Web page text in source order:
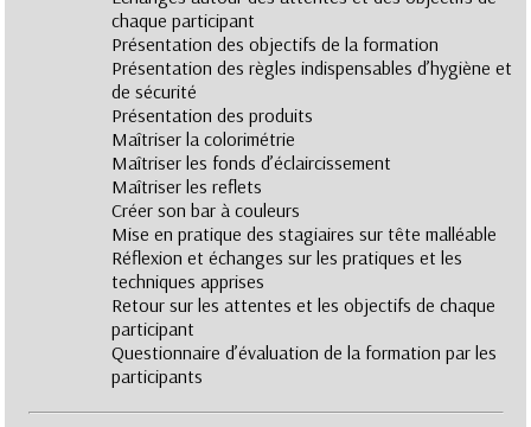
chaque participant
Présentation des objectifs de la formation
Présentation des règles indispensables d’hygiène et
de sécurité
Présentation des produits
Maîtriser la colorimétrie
Maîtriser les fonds d’éclaircissement
Maîtriser les reflets
Créer son bar à couleurs
Mise en pratique des stagiaires sur tête malléable
Réflexion et échanges sur les pratiques et les
techniques apprises
Retour sur les attentes et les objectifs de chaque
participant
Questionnaire d’évaluation de la formation par les
participants